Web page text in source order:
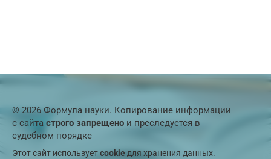
© 2026 Формула науки. Копирование информации
с сайта строго запрещено и преследуется в
судебном порядке
Этот сайт используетcookieдля хранения данных.